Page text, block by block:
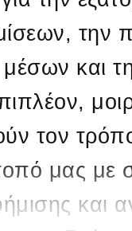
την
μέσων και
τον
μας με
και